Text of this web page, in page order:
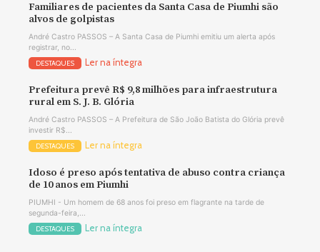
Familiares de pacientes da Santa Casa de Piumhi são
alvos de golpistas
André Castro PASSOS – A Santa Casa de Piumhi emitiu um alerta após
registrar, no...
DESTAQUES Ler na íntegra
Prefeitura prevê R$ 9,8 milhões para infraestrutura
rural em S. J. B. Glória
André Castro PASSOS – A Prefeitura de São João Batista do Glória prevê
investir R$...
DESTAQUES Ler na íntegra
Idoso é preso após tentativa de abuso contra criança
de 10 anos em Piumhi
PIUMHI - Um homem de 68 anos foi preso em flagrante na tarde de
segunda-feira,...
DESTAQUES Ler na íntegra